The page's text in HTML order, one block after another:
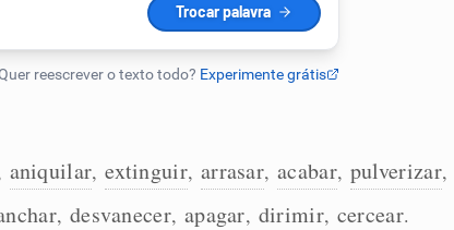
aniquilar, extinguir, arrasar, acabar, pulverizar,
, desvanecer, apagar, dirimir, cercear.